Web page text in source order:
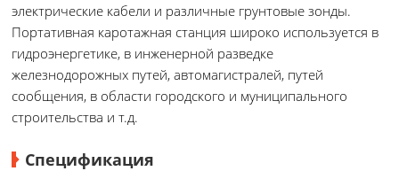
электрические кабели и различные грунтовые зонды.
Портативная каротажная станция широко используется в
гидроэнергетике, в инженерной разведке
железнодорожных путей, автомагистралей, путей
сообщения, в области городского и муниципального
строительства и т.д.
Спецификация